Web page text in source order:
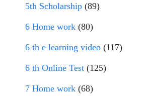
5th Scholarship (89)
6 Home work (80)
6 th e learning video (117)
6 th Online Test (125)
7 Home work (68)